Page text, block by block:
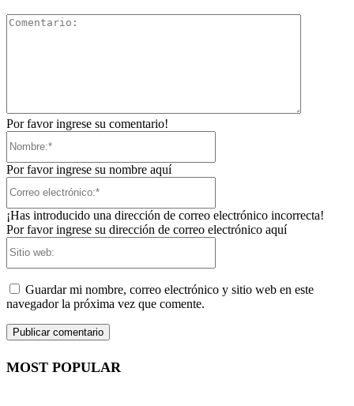
Por favor ingrese su comentario!
Por favor ingrese su nombre aquí
¡Has introducido una dirección de correo electrónico incorrecta!
Por favor ingrese su dirección de correo electrónico aquí
Guardar mi nombre, correo electrónico y sitio web en este
navegador la próxima vez que comente.
MOST POPULAR